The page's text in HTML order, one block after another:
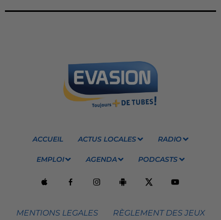
ACCUEIL ACTUS LOCALES RADIO
EMPLOI AGENDA PODCASTS
MENTIONS LEGALES RÈGLEMENT DES JEUX